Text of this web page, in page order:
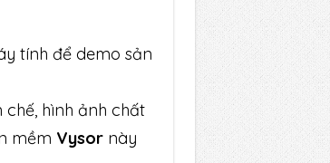
tính để demo sản
hình ảnh chất
mềm Vysornày